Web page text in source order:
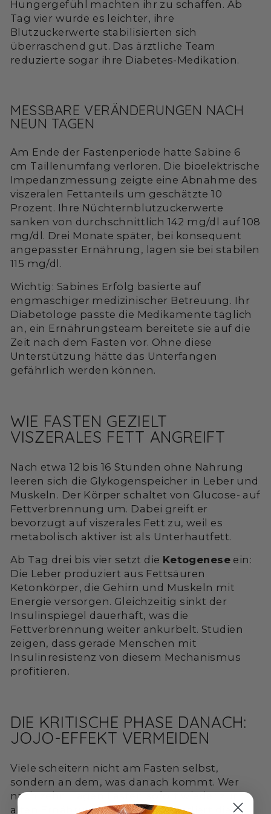
Hungergefühl machten ihr zu schaffen. Ab
Tag vier wurde es leichter, ihre
Blutzuckerwerte stabilisierten sich
überraschend gut. Das ärztliche Team
reduzierte sogar ihre Diabetes-Medikation.
MESSBARE VERÄNDERUNGEN NACH
NEUN TAGEN
Am Ende der Fastenperiode hatte Sabine 6
cm Taillenumfang verloren. Die bioelektrische
Impedanzmessung zeigte eine Abnahme des
viszeralen Fettanteils um geschätzte 10
Prozent. Ihre Nüchternblutzuckerwerte
sanken von durchschnittlich 142 mg/dl auf 108
mg/dl. Drei Monate später, bei konsequent
angepasster Ernährung, lagen sie bei stabilen
115 mg/dl.
Wichtig: Sabines Erfolg basierte auf
engmaschiger medizinischer Betreuung. Ihr
Diabetologe passte die Medikamente täglich
an, ein Ernährungsteam bereitete sie auf die
Zeit nach dem Fasten vor. Ohne diese
Unterstützung hätte das Unterfangen
gefährlich werden können.
WIE FASTEN GEZIELT
VISZERALES FETT ANGREIFT
Nach etwa 12 bis 16 Stunden ohne Nahrung
leeren sich die Glykogenspeicher in Leber und
Muskeln. Der Körper schaltet von Glucose- auf
Fettverbrennung um. Dabei greift er
bevorzugt auf viszerales Fett zu, weil es
metabolisch aktiver ist als Unterhautfett.
Ab Tag drei bis vier setzt die Ketogeneseein:
Die Leber produziert aus Fettsäuren
Ketonkörper, die Gehirn und Muskeln mit
Energie versorgen. Gleichzeitig sinkt der
Insulinspiegel dauerhaft, was die
Fettverbrennung weiter ankurbelt. Studien
zeigen, dass gerade Menschen mit
Insulinresistenz von diesem Mechanismus
profitieren.
DIE KRITISCHE PHASE DANACH:
JOJO-EFFEKT VERMEIDEN
Viele scheitern nicht am Fasten selbst,
sondern an dem, was danach kommt. Wer
nach zehn Tagen Fasten sofort wieder zur
alten Ernährung zurückkehrt, verliert die